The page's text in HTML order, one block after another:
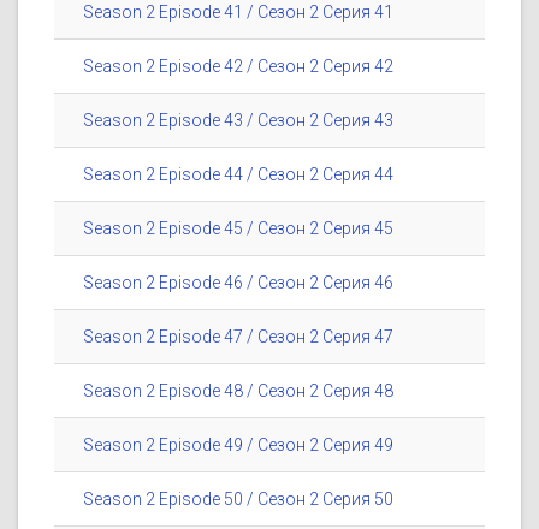
Season 2 Episode 41 / Сезон 2 Серия 41
Season 2 Episode 42 / Сезон 2 Серия 42
Season 2 Episode 43 / Сезон 2 Серия 43
Season 2 Episode 44 / Сезон 2 Серия 44
Season 2 Episode 45 / Сезон 2 Серия 45
Season 2 Episode 46 / Сезон 2 Серия 46
Season 2 Episode 47 / Сезон 2 Серия 47
Season 2 Episode 48 / Сезон 2 Серия 48
Season 2 Episode 49 / Сезон 2 Серия 49
Season 2 Episode 50 / Сезон 2 Серия 50